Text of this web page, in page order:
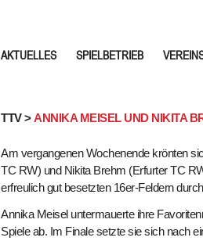
AKTUELLES SPIELBETRIEB
TTV >ANNIKA MEISEL UND NIKITA
Am vergangenen Wochenende krönten
TC RW) und Nikita Brehm (Erfurter TC
erfreulich gut besetzten 16er-Feldern
Annika Meisel untermauerte ihre
Spiele ab. Im Finale setzte sie sich nach